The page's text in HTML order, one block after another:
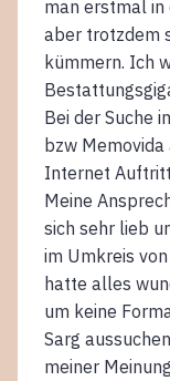
man erstmal in
aber trotzdem
kümmern. Ich
Bei der Suche
bzw
Internet
Meine
sich sehr lieb
im Umkreis
hatte alles
um keine
Sarg
meiner